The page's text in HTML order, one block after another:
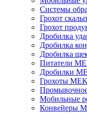
Системы
Грохот
Грохот
Дробилка
Дробилка
Дробилка
Питатели
Дробилки
Грохоты
Мобильные
Конвейеры